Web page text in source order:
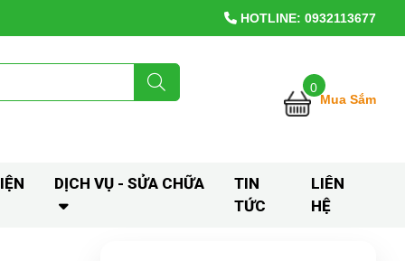
HOTLINE: 0932113677
0
Mua Sắm
DỊCH VỤ - SỬA CHỮA
TIN
TỨC
LIÊN
HỆ